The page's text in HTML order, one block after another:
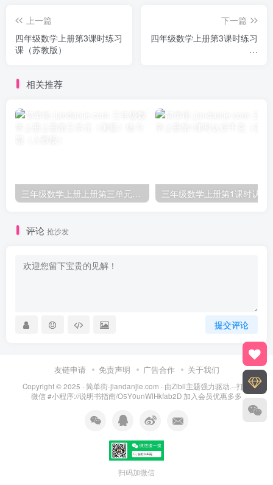
上一篇
四年级数学上册第3课时练习
课（苏教版）
下一篇
四年级数学上册第3课时练习
课
相关推荐
评论 抢沙发
提交评论
友链申请 免责声明 广告合作 关于我们
Copyright © 2025 · 简单街-jiandanjie.com · 由Zibll主题强力驱动.--打开
微信 #小程序://说明书指南/O5Y0unWlHkfab2D 加入会员优惠多多
扫码加微信